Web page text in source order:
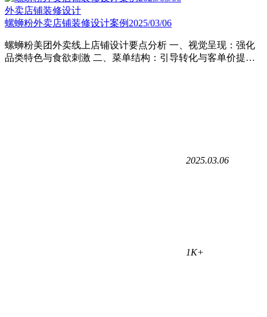
外卖店铺装修设计
螺蛳粉外卖店铺装修设计案例2025/03/06
螺蛳粉美团外卖线上店铺设计要点分析 ​一、视觉呈现：强化
品类特色与食欲刺激 ​二、菜单结构：引导转化与客单价提…
2025.03.06
1K+